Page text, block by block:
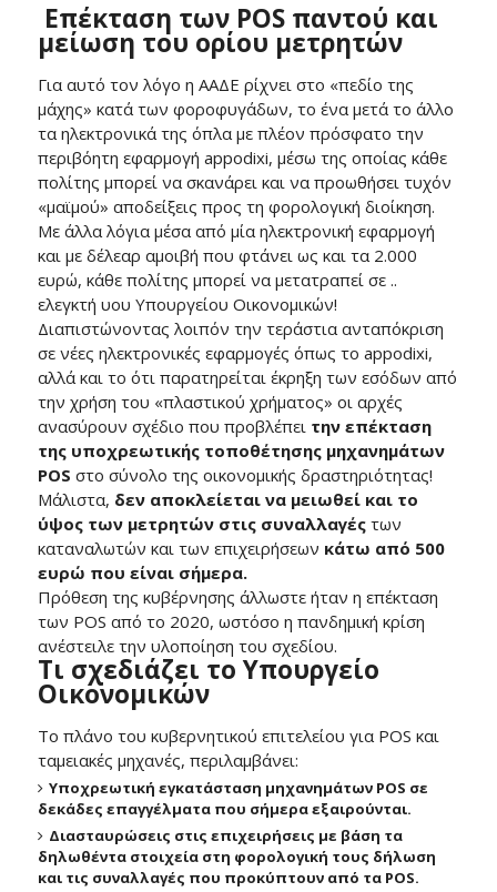
Επέκταση των POSπαντού και
μείωση του ορίου μετρητών
Για αυτό τον λόγο η ΑΑΔΕ ρίχνει στο «πεδίο της
μάχης» κατά των φοροφυγάδων, το ένα μετά το άλλο
τα ηλεκτρονικά της όπλα με πλέον πρόσφατο την
περιβόητη εφαρμογή appodixi, μέσω της οποίας κάθε
πολίτης μπορεί να σκανάρει και να προωθήσει τυχόν
«μαϊμού» αποδείξεις προς τη φορολογική διοίκηση.
Με άλλα λόγια μέσα από μία ηλεκτρονική εφαρμογή
και με δέλεαρ αμοιβή που φτάνει ως και τα 2.000
ευρώ, κάθε πολίτης μπορεί να μετατραπεί σε ..
ελεγκτή υου Υπουργείου Οικονομικών!
Διαπιστώνοντας λοιπόν την τεράστια ανταπόκριση
σε νέες ηλεκτρονικές εφαρμογές όπως το appodixi,
αλλά και το ότι παρατηρείται έκρηξη των εσόδων από
την χρήση του «πλαστικού χρήματος» οι αρχές
ανασύρουν σχέδιο που προβλέπει την επέκταση
της υποχρεωτικής τοποθέτησης μηχανημάτων
POS στο σύνολο της οικονομικής δραστηριότητας!
Μάλιστα, δεν αποκλείεται να μειωθεί και το
ύψος των μετρητών στις συναλλαγέςτων
καταναλωτών και των επιχειρήσεων κάτω από 500
ευρώ που είναι σήμερα.
Πρόθεση της κυβέρνησης άλλωστε ήταν η επέκταση
των POS από το 2020, ωστόσο η πανδημική κρίση
ανέστειλε την υλοποίηση του σχεδίου.
Τι σχεδιάζει το Υπουργείο
Οικονομικών
Το πλάνο του κυβερνητικού επιτελείου για POS και
ταμειακές μηχανές, περιλαμβάνει:
Υποχρεωτική εγκατάσταση μηχανημάτων POS σε
δεκάδες επαγγέλματα που σήμερα εξαιρούνται.
Διασταυρώσεις στις επιχειρήσεις με βάση τα
δηλωθέντα στοιχεία στη φορολογική τους δήλωση
και τις συναλλαγές που προκύπτουν από τα POS.